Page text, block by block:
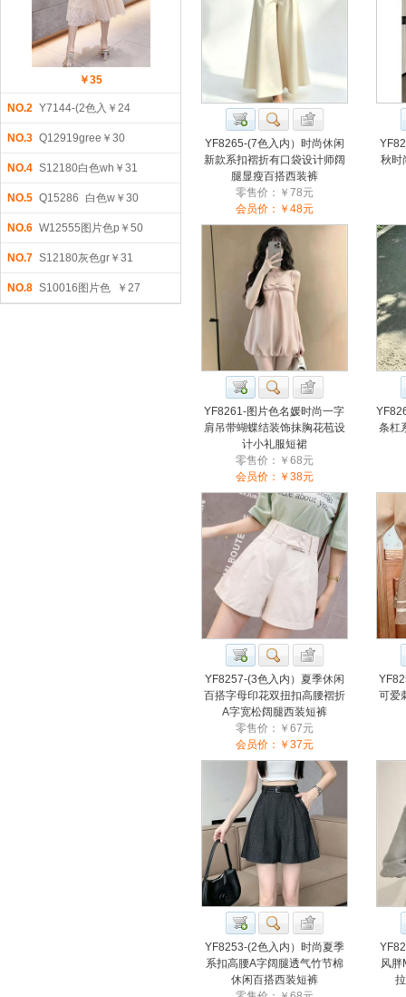
￥35
NO.2 Y7144-(2色入￥24
NO.3 Q12919gree￥30
NO.4 S12180白色wh￥31
NO.5 Q15286 白色w￥30
NO.6 W12555图片色p￥50
NO.7 S12180灰色gr￥31
NO.8 S10016图片色 ￥27
YF8265-(7色入内）时尚休闲
新款系扣褶折有口袋设计师阔
腿显瘦百搭西装裤
零售价：￥78元
会员价：￥48元
秋时
YF8261-图片色名媛时尚一字
肩吊带蝴蝶结装饰抹胸花苞设
计小礼服短裙
零售价：￥68元
会员价：￥38元
条杠
YF8257-(3色入内）夏季休闲
百搭字母印花双扭扣高腰褶折
A字宽松阔腿西装短裤
零售价：￥67元
会员价：￥37元
可爱
YF8253-(2色入内）时尚夏季
系扣高腰A字阔腿透气竹节棉
休闲百搭西装短裤
风胖